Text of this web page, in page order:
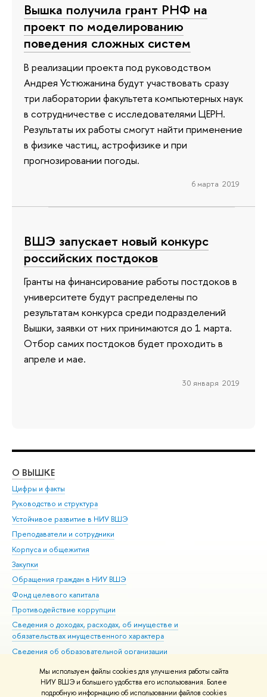
Мы используем файлы cookies для улучшения работы сайта
НИУ ВШЭ и большего удобства его использования. Более
подробную информацию об использовании файлов cookies
Вышка получила грант РНФ на
проект по моделированию
поведения сложных систем
В реализации проекта под руководством
Андрея Устюжанина будут участвовать сразу
три лаборатории факультета компьютерных наук
в сотрудничестве с исследователями ЦЕРН.
Результаты их работы смогут найти применение
в физике частиц, астрофизике и при
прогнозировании погоды.
6 марта 2019
ВШЭ запускает новый конкурс
российских постдоков
Гранты на финансирование работы постдоков в
университете будут распределены по
результатам конкурса среди подразделений
Вышки, заявки от них принимаются до 1 марта.
Отбор самих постдоков будет проходить в
апреле и мае.
30 января 2019
О ВЫШКЕ
Цифры и факты
Руководство и структура
Устойчивое развитие в НИУ ВШЭ
Преподаватели и сотрудники
Корпуса и общежития
Закупки
Обращения граждан в НИУ ВШЭ
Фонд целевого капитала
Противодействие коррупции
Сведения о доходах, расходах, об имуществе и
обязательствах имущественного характера
Сведения об образовательной организации
Людям с ограниченными возможностями здоровья
Единая платежная страница